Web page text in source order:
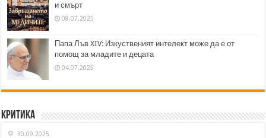
и смърт
08.07.2025
Папа Лъв XIV: Изкуственият интелект може да е от
помощ за младите и децата
04.07.2025
Критика
30.09.2025